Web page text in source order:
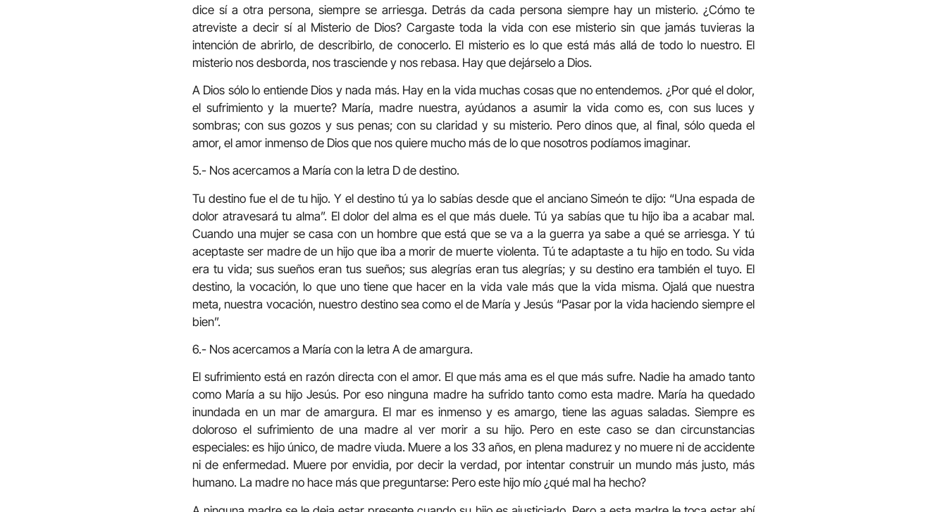
dice sí a otra persona, siempre se arriesga. Detrás da cada persona siempre hay un misterio. ¿Cómo te
atreviste a decir sí al Misterio de Dios? Cargaste toda la vida con ese misterio sin que jamás tuvieras la
intención de abrirlo, de describirlo, de conocerlo. El misterio es lo que está más allá de todo lo nuestro. El
misterio nos desborda, nos trasciende y nos rebasa. Hay que dejárselo a Dios.
A Dios sólo lo entiende Dios y nada más. Hay en la vida muchas cosas que no entendemos. ¿Por qué el dolor,
el sufrimiento y la muerte? María, madre nuestra, ayúdanos a asumir la vida como es, con sus luces y
sombras; con sus gozos y sus penas; con su claridad y su misterio. Pero dinos que, al final, sólo queda el
amor, el amor inmenso de Dios que nos quiere mucho más de lo que nosotros podíamos imaginar.
5.- Nos acercamos a María con la letra D de destino.
Tu destino fue el de tu hijo. Y el destino tú ya lo sabías desde que el anciano Simeón te dijo: “Una espada de
dolor atravesará tu alma”. El dolor del alma es el que más duele. Tú ya sabías que tu hijo iba a acabar mal.
Cuando una mujer se casa con un hombre que está que se va a la guerra ya sabe a qué se arriesga. Y tú
aceptaste ser madre de un hijo que iba a morir de muerte violenta. Tú te adaptaste a tu hijo en todo. Su vida
era tu vida; sus sueños eran tus sueños; sus alegrías eran tus alegrías; y su destino era también el tuyo. El
destino, la vocación, lo que uno tiene que hacer en la vida vale más que la vida misma. Ojalá que nuestra
meta, nuestra vocación, nuestro destino sea como el de María y Jesús “Pasar por la vida haciendo siempre el
bien”.
6.- Nos acercamos a María con la letra A de amargura.
El sufrimiento está en razón directa con el amor. El que más ama es el que más sufre. Nadie ha amado tanto
como María a su hijo Jesús. Por eso ninguna madre ha sufrido tanto como esta madre. María ha quedado
inundada en un mar de amargura. El mar es inmenso y es amargo, tiene las aguas saladas. Siempre es
doloroso el sufrimiento de una madre al ver morir a su hijo. Pero en este caso se dan circunstancias
especiales: es hijo único, de madre viuda. Muere a los 33 años, en plena madurez y no muere ni de accidente
ni de enfermedad. Muere por envidia, por decir la verdad, por intentar construir un mundo más justo, más
humano. La madre no hace más que preguntarse: Pero este hijo mío ¿qué mal ha hecho?